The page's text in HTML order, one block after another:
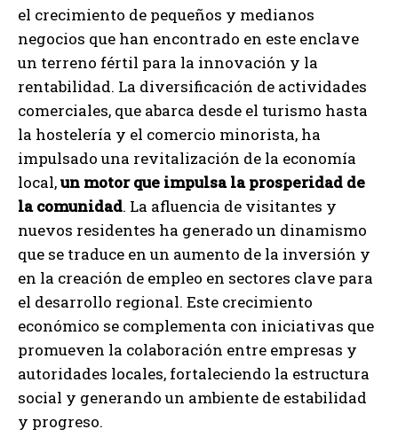
el crecimiento de pequeños y medianos
negocios que han encontrado en este enclave
un terreno fértil para la innovación y la
rentabilidad. La diversificación de actividades
comerciales, que abarca desde el turismo hasta
la hostelería y el comercio minorista, ha
impulsado una revitalización de la economía
local,un motor que impulsa la prosperidad de
la comunidad. La afluencia de visitantes y
nuevos residentes ha generado un dinamismo
que se traduce en un aumento de la inversión y
en la creación de empleo en sectores clave para
el desarrollo regional. Este crecimiento
económico se complementa con iniciativas que
promueven la colaboración entre empresas y
autoridades locales, fortaleciendo la estructura
social y generando un ambiente de estabilidad
y progreso.